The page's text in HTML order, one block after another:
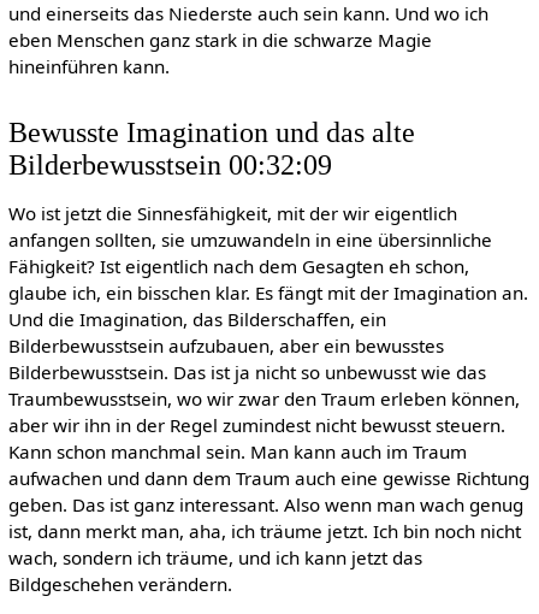
und einerseits das Niederste auch sein kann. Und wo ich
eben Menschen ganz stark in die schwarze Magie
hineinführen kann.
Bewusste Imagination und das alte
Bilderbewusstsein 00:32:09
Wo ist jetzt die Sinnesfähigkeit, mit der wir eigentlich
anfangen sollten, sie umzuwandeln in eine übersinnliche
Fähigkeit? Ist eigentlich nach dem Gesagten eh schon,
glaube ich, ein bisschen klar. Es fängt mit der Imagination an.
Und die Imagination, das Bilderschaffen, ein
Bilderbewusstsein aufzubauen, aber ein bewusstes
Bilderbewusstsein. Das ist ja nicht so unbewusst wie das
Traumbewusstsein, wo wir zwar den Traum erleben können,
aber wir ihn in der Regel zumindest nicht bewusst steuern.
Kann schon manchmal sein. Man kann auch im Traum
aufwachen und dann dem Traum auch eine gewisse Richtung
geben. Das ist ganz interessant. Also wenn man wach genug
ist, dann merkt man, aha, ich träume jetzt. Ich bin noch nicht
wach, sondern ich träume, und ich kann jetzt das
Bildgeschehen verändern.